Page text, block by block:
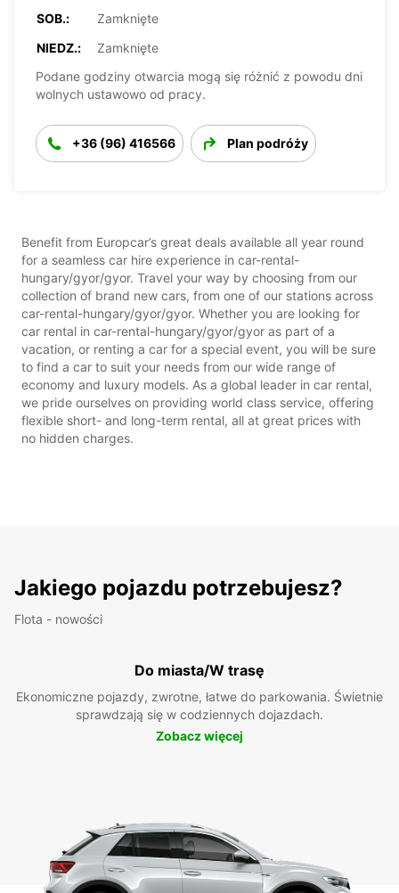
SOB.:
Zamknięte
NIEDZ.:
Zamknięte
Podane godziny otwarcia mogą się różnić z powodu dni
wolnych ustawowo od pracy.
+36 (96) 416566 Plan podróży
Benefit from Europcar’s great deals available all year round
for a seamless car hire experience in car-rental-
hungary/gyor/gyor. Travel your way by choosing from our
collection of brand new cars, from one of our stations across
car-rental-hungary/gyor/gyor. Whether you are looking for
car rental in car-rental-hungary/gyor/gyor as part of a
vacation, or renting a car for a special event, you will be sure
to find a car to suit your needs from our wide range of
economy and luxury models. As a global leader in car rental,
we pride ourselves on providing world class service, offering
flexible short- and long-term rental, all at great prices with
no hidden charges.
Jakiego pojazdu potrzebujesz?
Flota - nowości
Do miasta/W trasę
Ekonomiczne pojazdy, zwrotne, łatwe do parkowania. Świetnie
sprawdzają się w codziennych dojazdach.
Zobacz więcej